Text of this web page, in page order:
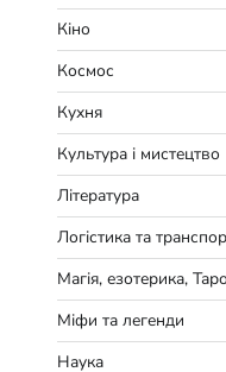
Кіно
Космос
Кухня
Культура і мистецтво
Література
Логістика та
Магія, езотерика, Таро
Міфи та легенди
Наука